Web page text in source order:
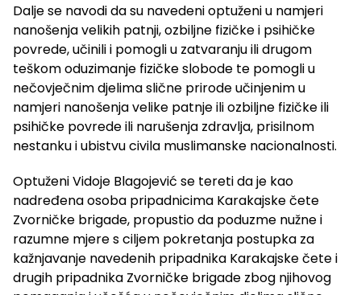
Dalje se navodi da su navedeni optuženi u namjeri
nanošenja velikih patnji, ozbiljne fizičke i psihičke
povrede, učinili i pomogli u zatvaranju ili drugom
teškom oduzimanje fizičke slobode te pomogli u
nečovječnim djelima slične prirode učinjenim u
namjeri nanošenja velike patnje ili ozbiljne fizičke ili
psihičke povrede ili narušenja zdravlja, prisilnom
nestanku i ubistvu civila muslimanske nacionalnosti.
Optuženi Vidoje Blagojević se tereti da je kao
nadređena osoba pripadnicima Karakajske čete
Zvorničke brigade, propustio da poduzme nužne i
razumne mjere s ciljem pokretanja postupka za
kažnjavanje navedenih pripadnika Karakajske čete i
drugih pripadnika Zvorničke brigade zbog njihovog